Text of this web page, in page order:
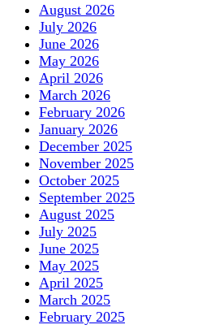
August 2026
July 2026
June 2026
May 2026
April 2026
March 2026
February 2026
January 2026
December 2025
November 2025
October 2025
September 2025
August 2025
July 2025
June 2025
May 2025
April 2025
March 2025
February 2025